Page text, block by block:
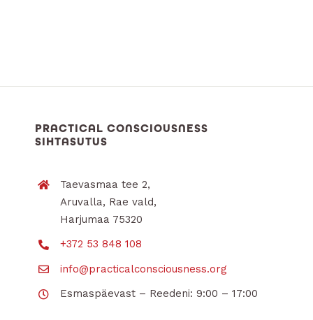
PRACTICAL CONSCIOUSNESS
SIHTASUTUS
Taevasmaa tee 2,
Aruvalla, Rae vald,
Harjumaa 75320
+372 53 848 108
info@practicalconsciousness.org
Esmaspäevast – Reedeni: 9:00 – 17:00